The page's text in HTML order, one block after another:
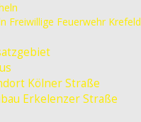
Freiwillige Feuerwehr Krefeld
Kölner Straße
Erkelenzer Straße